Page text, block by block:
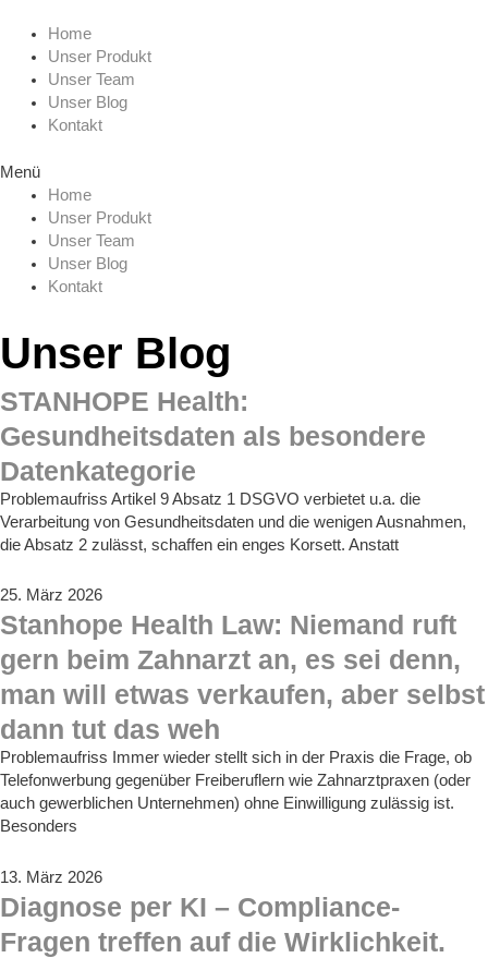
Inhalt
springen
Home
Unser Produkt
Unser Team
Unser Blog
Kontakt
Menü
Home
Unser Produkt
Unser Team
Unser Blog
Kontakt
Unser Blog
STANHOPE Health:
Gesundheitsdaten als besondere
Datenkategorie
Problemaufriss Artikel 9 Absatz 1 DSGVO verbietet u.a. die
Verarbeitung von Gesundheitsdaten und die wenigen Ausnahmen,
die Absatz 2 zulässt, schaffen ein enges Korsett. Anstatt
25. März 2026
Stanhope Health Law: Niemand ruft
gern beim Zahnarzt an, es sei denn,
man will etwas verkaufen, aber selbst
dann tut das weh
Problemaufriss Immer wieder stellt sich in der Praxis die Frage, ob
Telefonwerbung gegenüber Freiberuflern wie Zahnarztpraxen (oder
auch gewerblichen Unternehmen) ohne Einwilligung zulässig ist.
Besonders
13. März 2026
Diagnose per KI – Compliance-
Fragen treffen auf die Wirklichkeit.